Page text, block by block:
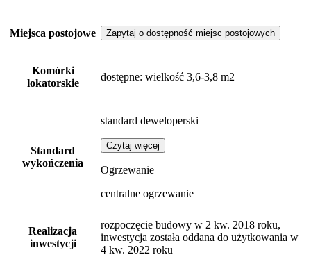
Miejsca postojowe Zapytaj o dostępność miejsc postojowych
Komórki
lokatorskie
dostępne: wielkość 3,6-3,8 m2
Standard
wykończenia
standard deweloperski
Czytaj więcej
Ogrzewanie
centralne ogrzewanie
Realizacja
inwestycji
rozpoczęcie budowy w 2 kw. 2018 roku,
inwestycja została oddana do użytkowania w
4 kw. 2022 roku